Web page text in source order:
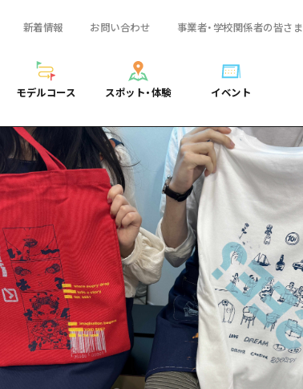
新着情報 お問い合わせ 事業者・学校関係者の皆さま
学び・体験
定番
歴史・文化
癒し
自然
モデルコース
イド
広島市周辺
安芸
備後
備北
芸北
宮島周辺
山口県東部
弾丸
日帰り
半日
1泊2日
2泊3日
スポット・体験
スポット・体験一覧
広島市周辺
安芸
備後
備北
芸北
宮島周辺
山口県東部
愛媛県
島根県
イベント
らせ
ービス
広島おもてなしパス
HIROSHIMA FREE Wi-Fi
観光案内所
広島県を訪れる外国人旅行者向け情報一覧
ボランティアガイド
ユニバーサルツーリズム
文化
辺
東部
半日
2泊3日
備後
芸北
宮島周辺
山口県東部
愛媛県
島根県
広島県の魅力を動画でご紹介！
よくあるご質問
フォトダウンロード
関連リンク